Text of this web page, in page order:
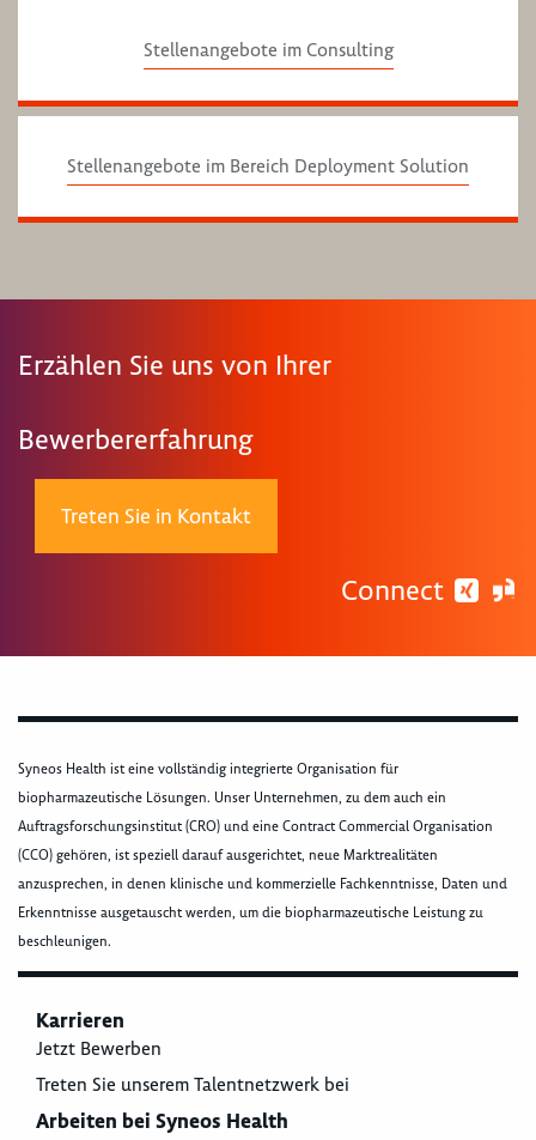
Stellenangebote im Consulting
Stellenangebote im Bereich Deployment Solution
Erzählen Sie uns von Ihrer
Bewerbererfahrung
Treten Sie in Kontakt
Connect
Syneos Health ist eine vollständig integrierte Organisation für
biopharmazeutische Lösungen. Unser Unternehmen, zu dem auch ein
Auftragsforschungsinstitut (CRO) und eine Contract Commercial Organisation
(CCO) gehören, ist speziell darauf ausgerichtet, neue Marktrealitäten
anzusprechen, in denen klinische und kommerzielle Fachkenntnisse, Daten und
Erkenntnisse ausgetauscht werden, um die biopharmazeutische Leistung zu
beschleunigen.
Karrieren
Jetzt Bewerben
Treten Sie unserem Talentnetzwerk bei
Arbeiten bei Syneos Health